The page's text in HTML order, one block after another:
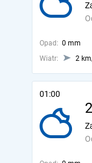
Opad: 0 mm
Wiatr:
2
01:00